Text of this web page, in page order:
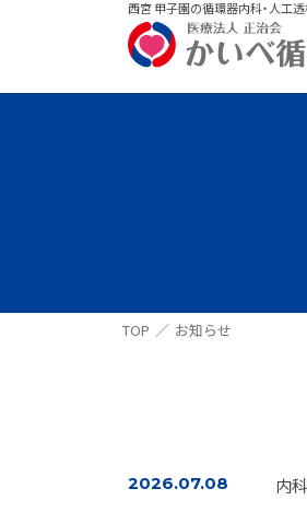
西宮 甲子園の循環器内科・人工
TOP お知らせ
2026.07.08 内